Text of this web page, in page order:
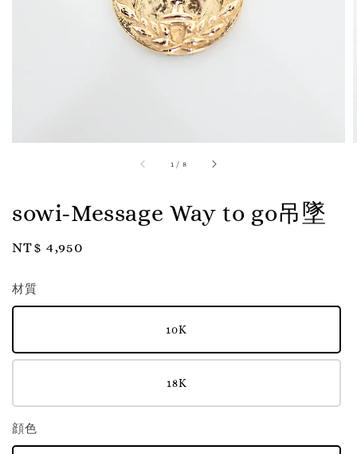
1 / 8
sowi-Message Way to go吊墜
Regular
NT$ 4,950
材質
10K
18K
顔色